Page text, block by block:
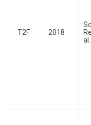
T2F 2018
al.